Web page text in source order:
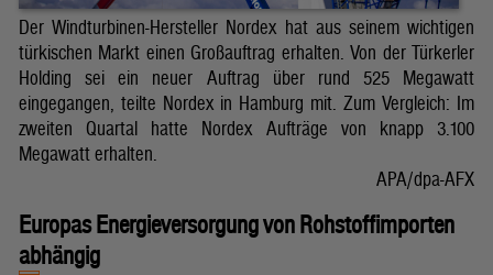
Der Windturbinen-Hersteller Nordex hat aus seinem wichtigen
türkischen Markt einen Großauftrag erhalten. Von der Türkerler
Holding sei ein neuer Auftrag über rund 525 Megawatt
eingegangen, teilte Nordex in Hamburg mit. Zum Vergleich: Im
zweiten Quartal hatte Nordex Aufträge von knapp 3.100
Megawatt erhalten.
APA/dpa-AFX
Europas Energieversorgung von Rohstoffimporten
abhängig